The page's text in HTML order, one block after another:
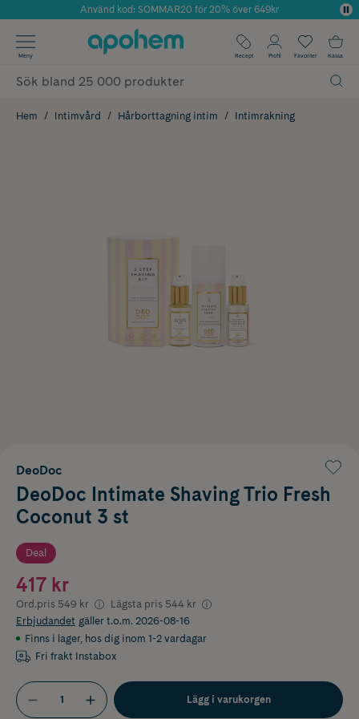
Årets Butik 2025 inom Skönhet
Använd kod: SOMMAR20 för 20% över 649kr
✓ Fri frakt
✓ Poäng på alla köp*
Meny Recept Profil Favoriter Kassa
Hem Intimvård Hårborttagning intim Intimrakning
DeoDoc
DeoDoc Intimate Shaving Trio Fresh
Coconut 3 st
Deal
417 kr
Ord.pris 549 kr Lägsta pris 544 kr
Erbjudandet gäller t.o.m. 2026-08-16
Finns i lager, hos dig inom 1-2 vardagar
Fri frakt Instabox
Lägg i varukorgen